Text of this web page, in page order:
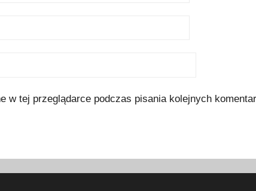
w tej przeglądarce podczas pisania kolejnych